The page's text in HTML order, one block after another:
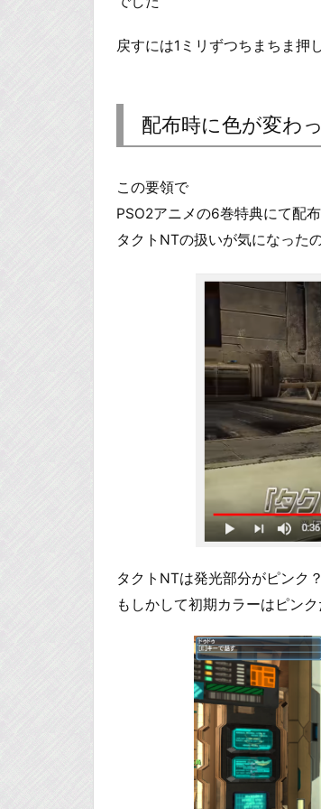
戻すには1ミリずつちまちま押
配布時に色が変わ
この要領で
PSO2アニメの6巻特典にて配
タクトNTの扱いが気になった
タクトNTは発光部分がピンク
もしかして初期カラーはピン